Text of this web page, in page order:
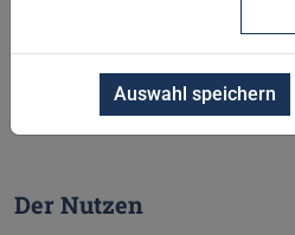
Der Nutzen
Auswahl speichern